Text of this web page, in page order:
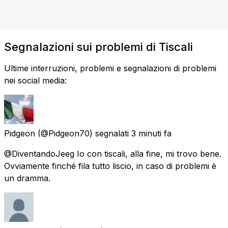
Segnalazioni sui problemi di Tiscali
Ultime interruzioni, problemi e segnalazioni di problemi
nei social media:
Pidgeon (@Pidgeon70) segnalati 3 minuti fa
@DiventandoJeeg Io con tiscali, alla fine, mi trovo bene.
Ovviamente finché fila tutto liscio, in caso di problemi è
un dramma.